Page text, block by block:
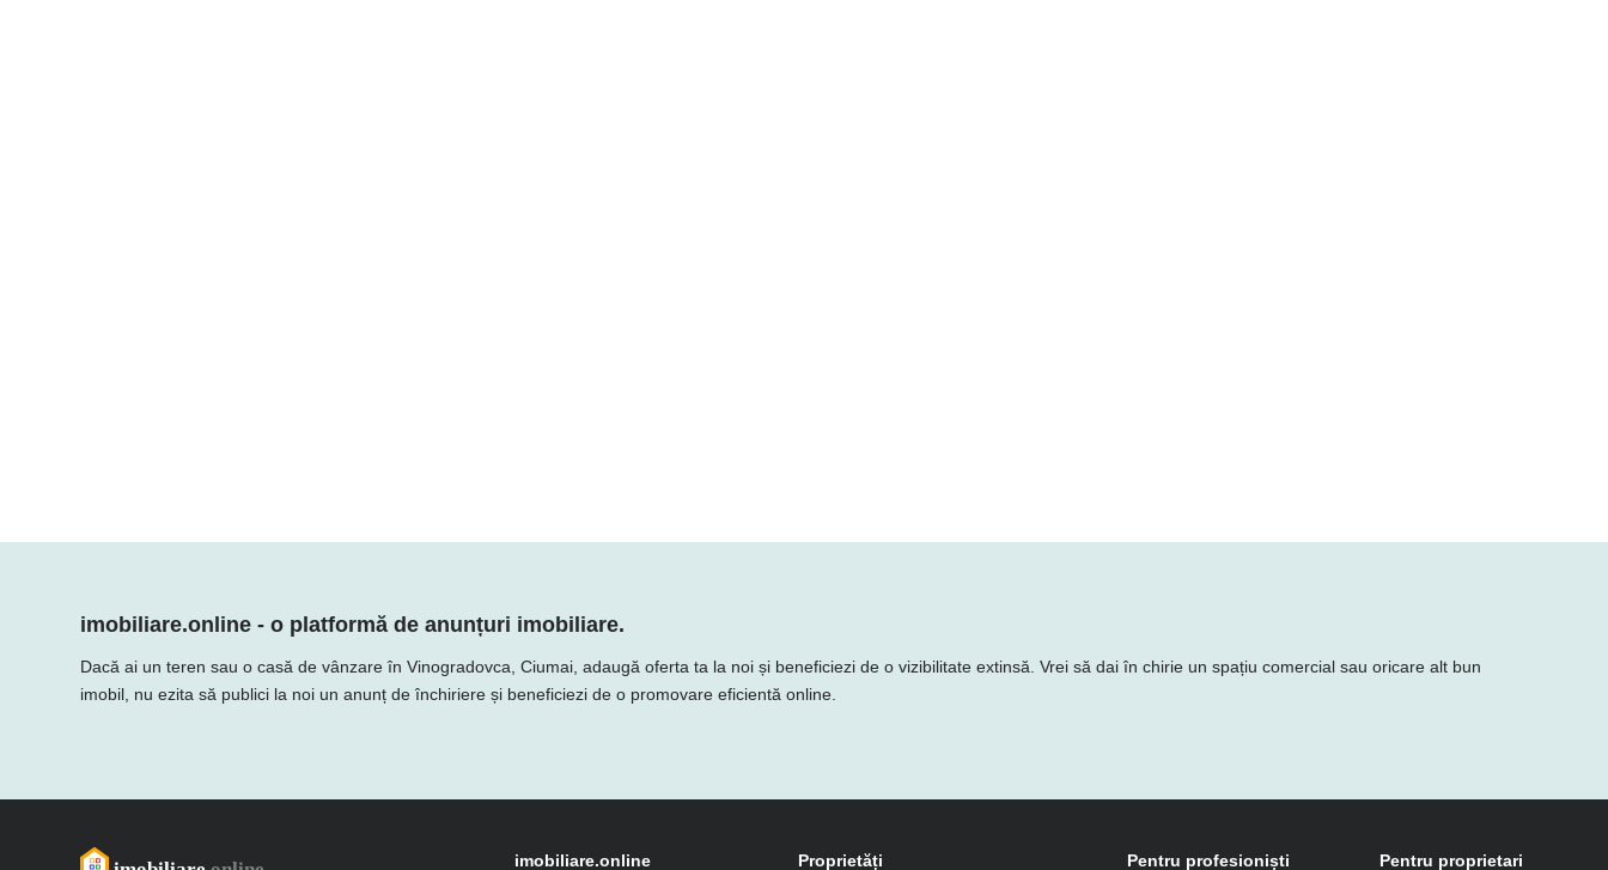
imobiliare.online - o platformă de anunțuri imobiliare.
Dacă ai un teren sau o casă de vânzare în Vinogradovca, Ciumai, adaugă oferta ta la noi și beneficiezi de o vizibilitate extinsă. Vrei să dai în chirie un spațiu comercial sau oricare alt bun
imobil, nu ezita să publici la noi un anunț de închiriere și beneficiezi de o promovare eficientă online.
imobiliare.online Proprietăți Pentru profesioniști Pentru proprietari